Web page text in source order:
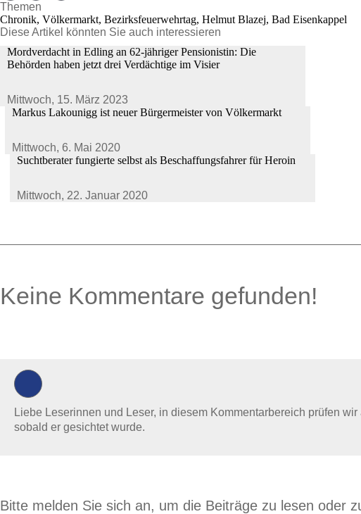
Themen
Chronik, Völkermarkt, Bezirksfeuerwehrtag, Helmut Blazej, Bad Eisenkappel
Diese Artikel könnten Sie auch interessieren
Mordverdacht in Edling an 62-jähriger Pensionistin: Die
Behörden haben jetzt drei Verdächtige im Visier
Mittwoch, 15. März 2023
Markus Lakounigg ist neuer Bürgermeister von Völkermarkt
Mittwoch, 6. Mai 2020
Suchtberater fungierte selbst als Beschaffungsfahrer für Heroin
Mittwoch, 22. Januar 2020
0 Kommentare
Keine Kommentare gefunden!
Liebe Leserinnen und Leser, in diesem Kommentarbereich prüfen
sobald er gesichtet wurde.
Bitte melden Sie sich an, um die Beiträge zu lesen oder